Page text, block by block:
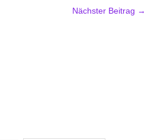
Nächster Beitrag →